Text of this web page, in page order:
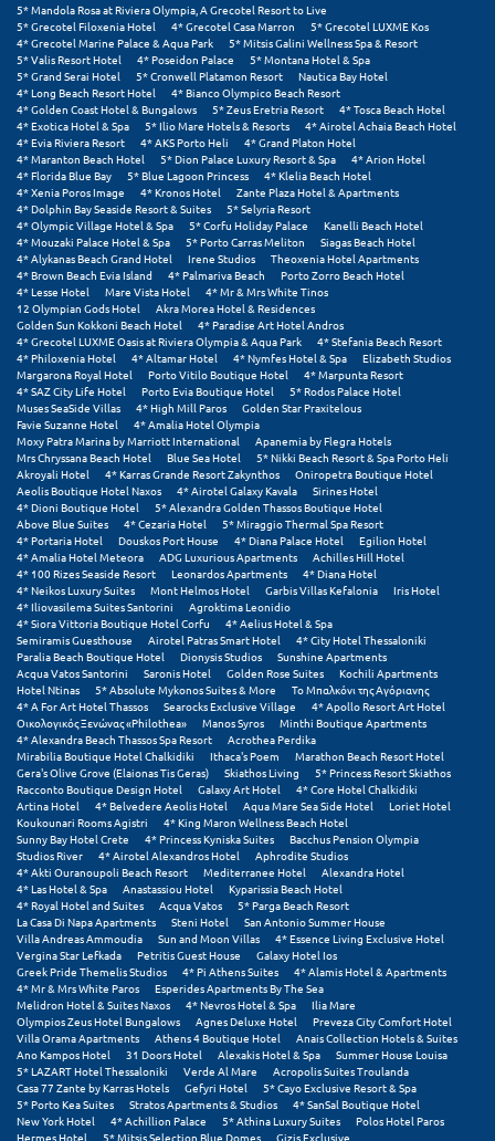
Μήλος
Μονεμβασιά
Μουζάκι
Μπαλί Κρήτης
Μπάνσκο
Μπούκα Μεσσηνίας
Μύκονος
Μυστράς
Μυτιλήνη
Ν
Νάξος
Νάουσα
Ναυπακτία
Ναύπλιο
Νέα Μάκρη
Νέα Στύρα Εύβοιας
Νέοι Πόροι Πιερίας
Ξ
Ξυλόκαστρο
Ο
Ορεινή Αρκαδία
Ορεινή Ναυπακτία
Π
Πάλαιρος
Παξοί
Παραλία Κατερίνης
5* Mandola Rosa at Riviera Olympia, A Grecotel Resort to Live
5* Grecotel Filoxenia Hotel
4* Grecotel Casa Marron
5* Grecotel LUXME Kos
4* Grecotel Marine Palace & Aqua Park
5* Mitsis Galini Wellness Spa & Resort
5* Valis Resort Hotel
4* Poseidon Palace
5* Montana Hotel & Spa
5* Grand Serai Hotel
5* Cronwell Platamon Resort
Nautica Bay Hotel
4* Long Beach Resort Hotel
4* Bianco Olympico Beach Resort
4* Golden Coast Hotel & Bungalows
5* Zeus Eretria Resort
4* Tosca Beach Hotel
4* Exotica Hotel & Spa
5* Ilio Mare Hotels & Resorts
4* Airotel Achaia Beach Hotel
4* Evia Riviera Resort
4* AKS Porto Heli
4* Grand Platon Hotel
4* Maranton Beach Hotel
5* Dion Palace Luxury Resort & Spa
4* Arion Hotel
4* Florida Blue Bay
5* Blue Lagoon Princess
4* Klelia Beach Hotel
4* Xenia Poros Image
4* Kronos Hotel
Zante Plaza Hotel & Apartments
4* Dolphin Bay Seaside Resort & Suites
5* Selyria Resort
4* Olympic Village Hotel & Spa
5* Corfu Holiday Palace
Kanelli Beach Hotel
4* Mouzaki Palace Hotel & Spa
5* Porto Carras Meliton
Siagas Beach Hotel
4* Alykanas Beach Grand Hotel
Irene Studios
Theoxenia Hotel Apartments
4* Brown Beach Evia Island
4* Palmariva Beach
Porto Zorro Beach Hotel
4* Lesse Hotel
Mare Vista Hotel
4* Mr & Mrs White Tinos
12 Olympian Gods Hotel
Akra Morea Hotel & Residences
Golden Sun Kokkoni Beach Hotel
4* Paradise Art Hotel Andros
4* Grecotel LUXME Oasis at Riviera Olympia & Aqua Park
4* Stefania Beach Resort
4* Philoxenia Hotel
4* Altamar Hotel 4* Nymfes Hotel & Spa
Elizabeth Studios
Margarona Royal Hotel
Porto Vitilo Boutique Hotel
4* Marpunta Resort
4* SAZ City Life Hotel
Porto Evia Boutique Hotel
5* Rodos Palace Hotel
Muses SeaSide Villas
4* High Mill Paros
Golden Star Praxitelous
Favie Suzanne Hotel
4* Amalia Hotel Olympia
Moxy Patra Marina by Marriott International
Apanemia by Flegra Hotels
Mrs Chryssana Beach Hotel
Blue Sea Hotel
5* Nikki Beach Resort & Spa Porto Heli
Akroyali Hotel
4* Karras Grande Resort Zakynthos
Oniropetra Boutique Hotel
Aeolis Boutique Hotel Naxos
4* Airotel Galaxy Kavala
Sirines Hotel
4* Dioni Boutique Hotel
5* Alexandra Golden Thassos Boutique Hotel
Above Blue Suites
4* Cezaria Hotel
5* Miraggio Thermal Spa Resort
4* Portaria Hotel
Douskos Port House 4* Diana Palace Hotel
Egilion Hotel
4* Amalia Hotel Meteora
ADG Luxurious Apartments
Achilles Hill Hotel
4* 100 Rizes Seaside Resort
Leonardos Apartments
4* Diana Hotel
4* Neikos Luxury Suites
Mont Helmos Hotel Garbis Villas Kefalonia
Iris Hotel
4* Iliovasilema Suites Santorini
Agroktima Leonidio
4* Siora Vittoria Boutique Hotel Corfu
4* Aelius Hotel & Spa
Semiramis Guesthouse
Airotel Patras Smart Hotel
4* City Hotel Thessaloniki
Paralia Beach Boutique Hotel
Dionysis Studios
Sunshine Apartments
Acqua Vatos Santorini
Saronis Hotel Golden Rose Suites
Kochili Apartments
Hotel Ntinas
5* Absolute Mykonos Suites & More
Το Μπαλκόνι της Αγόριανης
4* A For Art Hotel Thassos
Searocks Exclusive Village
4* Apollo Resort Art Hotel
Οικολογικός Ξενώνας «Philothea»
Manos Syros
Minthi Boutique Apartments
4* Alexandra Beach Thassos Spa Resort
Acrothea Perdika
Mirabilia Boutique Hotel Chalkidiki
Ithaca's Poem
Marathon Beach Resort Hotel
Gera's Olive Grove (Elaionas Tis Geras)
Skiathos Living
5* Princess Resort Skiathos
Racconto Boutique Design Hotel
Galaxy Art Hotel
4* Core Hotel Chalkidiki
Artina Hotel
4* Belvedere Aeolis Hotel Aqua Mare Sea Side Hotel
Loriet Hotel
Koukounari Rooms Agistri
4* King Maron Wellness Beach Hotel
Sunny Bay Hotel Crete
4* Princess Kyniska Suites
Bacchus Pension Olympia
Studios River
4* Airotel Alexandros Hotel
Aphrodite Studios
4* Akti Ouranoupoli Beach Resort
Mediterranee Hotel
Alexandra Hotel
4* Las Hotel & Spa
Anastassiou Hotel
Kyparissia Beach Hotel
4* Royal Hotel and Suites
Acqua Vatos
5* Parga Beach Resort
La Casa Di Napa Apartments
Steni Hotel
San Antonio Summer House
Villa Andreas Ammoudia
Sun and Moon Villas
4* Essence Living Exclusive Hotel
Vergina Star Lefkada
Petritis Guest House
Galaxy Hotel Ios
Greek Pride Themelis Studios
4* Pi Athens Suites
4* Alamis Hotel & Apartments
4* Mr & Mrs White Paros
Esperides Apartments By The Sea
Melidron Hotel & Suites Naxos
4* Nevros Hotel & Spa
Ilia Mare
Olympios Zeus Hotel Bungalows
Agnes Deluxe Hotel
Preveza City Comfort Hotel
Villa Orama Apartments
Athens 4 Boutique Hotel
Anais Collection Hotels & Suites
Ano Kampos Hotel
31 Doors Hotel Alexakis Hotel & Spa
Summer House Louisa
5* LAZART Hotel Thessaloniki
Verde Al Mare
Acropolis Suites Troulanda
Casa 77 Zante by Karras Hotels
Gefyri Hotel
5* Cayo Exclusive Resort & Spa
5* Porto Kea Suites
Stratos Apartments & Studios
4* SanSal Boutique Hotel
New York Hotel
4* Achillion Palace 5* Athina Luxury Suites
Polos Hotel Paros
Hermes Hotel
5* Mitsis Selection Blue Domes
Gizis Exclusive